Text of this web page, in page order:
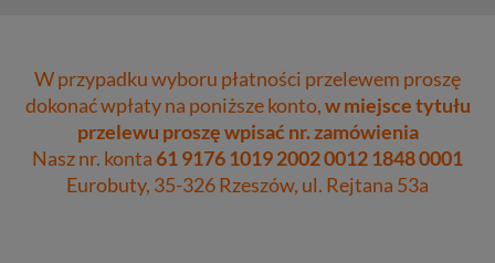
W przypadku wyboru płatności przelewem proszę
dokonać wpłaty na poniższe konto,w miejsce tytułu
przelewu proszę wpisać nr. zamówienia
Nasz nr. konta61 9176 1019 2002 0012 1848 0001
Eurobuty, 35-326 Rzeszów, ul. Rejtana 53a